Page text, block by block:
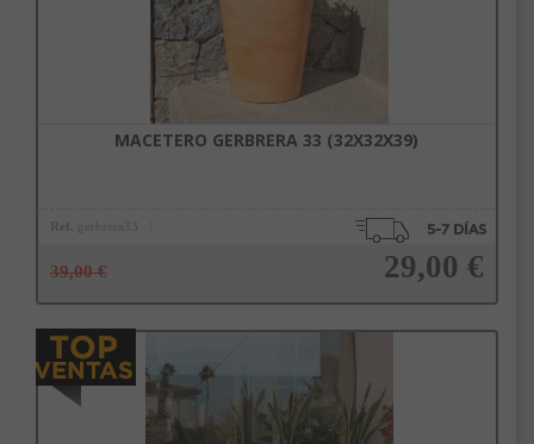
MACETERO GERBRERA 33 (32X32X39)
Ref. gerbrera33
39,00 € 29,00 €
Añadir a la cesta